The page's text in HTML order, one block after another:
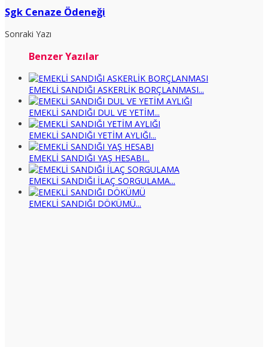
Sgk Cenaze Ödeneği
Sonraki Yazı
Benzer Yazılar
EMEKLİ SANDIĞI ASKERLİK BORÇLANMASI...
EMEKLİ SANDIĞI DUL VE YETİM...
EMEKLİ SANDIĞI YETİM AYLIĞI...
EMEKLİ SANDIĞI YAŞ HESABI...
EMEKLİ SANDIĞI İLAÇ SORGULAMA...
EMEKLİ SANDIĞI DÖKÜMÜ...